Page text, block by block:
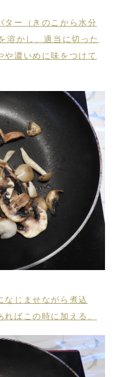
ター（きのこから水分
溶かし、適当に切った
や濃いめに味をつけて
なじませながら煮込
ばこの時に加える。